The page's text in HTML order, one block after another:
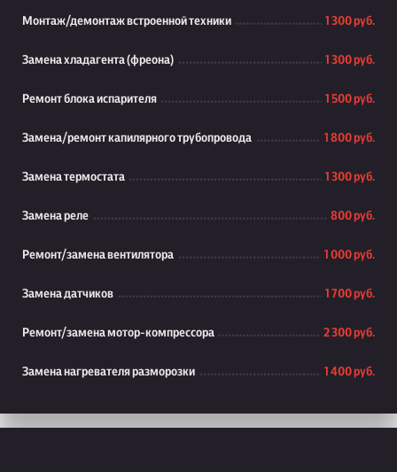
Монтаж/демонтаж встроенной техники 1 300 руб.
Замена хладагента (фреона) 1 300 руб.
Ремонт блока испарителя 1 500 руб.
Замена/ремонт капилярного трубопровода 1 800 руб.
Замена термостата 1 300 руб.
Замена реле 800 руб.
Ремонт/замена вентилятора 1 000 руб.
Замена датчиков 1 700 руб.
Ремонт/замена мотор-компрессора 2 300 руб.
Замена нагревателя разморозки 1 400 руб.